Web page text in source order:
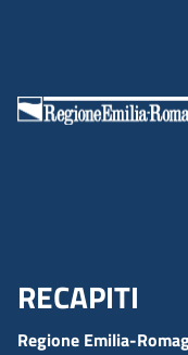
Menu
RECAPITI
Regione Emilia-